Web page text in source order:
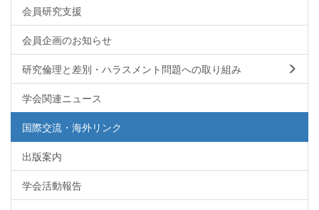
会員研究支援
会員企画のお知らせ
研究倫理と差別・ハラスメント問題への取り組み
学会関連ニュース
国際交流・海外リンク
出版案内
学会活動報告